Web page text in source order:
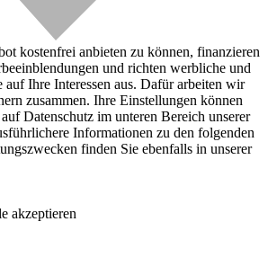
kostenfrei anbieten zu können, finanzieren
und richten werbliche und
Ihre Interessen aus. Dafür arbeiten wir
zusammen. Ihre Einstellungen können
Datenschutz im unteren Bereich unserer
Informationen zu den folgenden
finden Sie ebenfalls in unserer
akzeptieren